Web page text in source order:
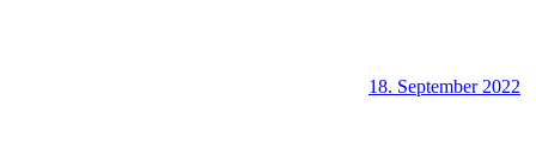
18. September 2022